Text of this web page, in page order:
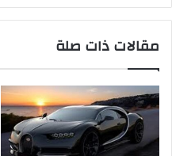
مقالات ذات صلة